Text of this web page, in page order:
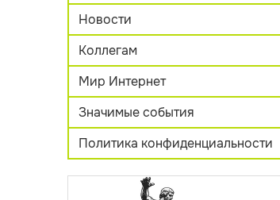
Новости
Коллегам
Мир Интернет
Значимые события
Политика конфиденциальности